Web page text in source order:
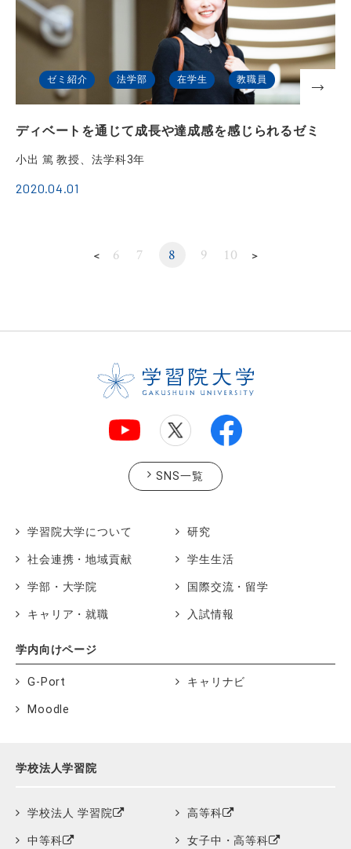
ゼミ紹介 法学部 在学生 教職員
ディベートを通じて成長や達成感を感じられるゼミ
小出 篤 教授、法学科3年
2020.04.01
＜ 6 7 8 9 10 ＞
SNS一覧
学習院大学について 研究
社会連携・地域貢献 学生生活
学部・大学院 国際交流・留学
キャリア・就職 入試情報
学内向けページ
G-Port キャリナビ
Moodle
学校法人学習院
学校法人 学習院 高等科
中等科 女子中・高等科